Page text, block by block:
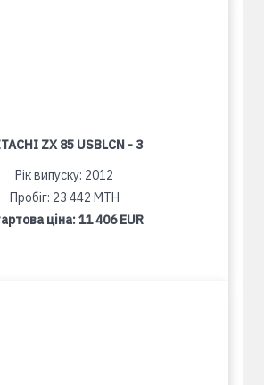
ZX 85 USBLCN - 3
Рік випуску: 2012
Пробіг: 23 442 MTH
ціна:11 406 EUR